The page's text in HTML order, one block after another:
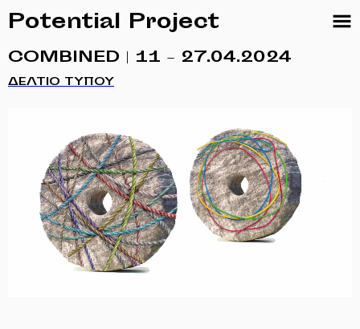
Potential Project
COMBINED | 11 – 27.04.2024
ΔΕΛΤΙΟ ΤΥΠΟΥ